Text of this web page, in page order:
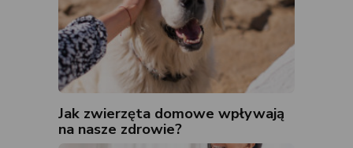
Jak zwierzęta domowe wpływają
na nasze zdrowie?